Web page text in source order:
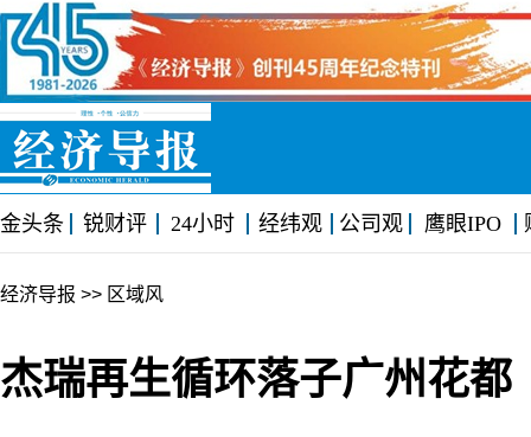
金头条 锐财评 24小时 经纬观 公司观 鹰眼IPO
经济导报 >> 区域风
杰瑞再生循环落子广州花都